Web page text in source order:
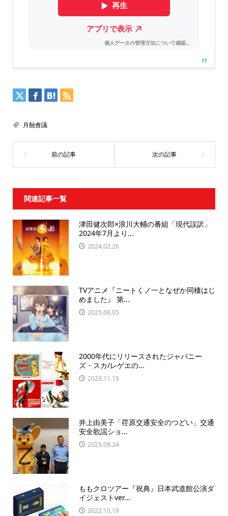
月蝕會議
関連記事一覧
津田健次郎×浪川大輔の番組「現代誤訳」
2024年7月より...
2024.02.26
TVアニメ『ニートくノ一となぜか同棲はじ
めました』 第...
2025.06.05
2000年代にリリースされたジャパニー
ズ・スカ/レゲエの...
2023.11.15
井上由美子「䇮原交通安全のつどい」交通
安全歌謡ショ...
2023.09.24
ももクロツアー『祝典』日本武道館公演ダ
イジェストver...
2022.10.19